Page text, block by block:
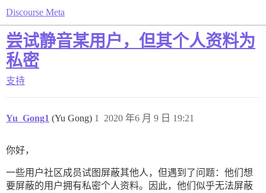
Discourse Meta
尝试静音某用户，但其个人资料为
私密
支持
Yu_Gong1 (Yu Gong) 2020 年6 月 9 日 19:21
1
你好，
一些用户社区成员试图屏蔽其他人，但遇到了问题：他们想
要屏蔽的用户拥有私密个人资料。因此，他们似乎无法屏蔽